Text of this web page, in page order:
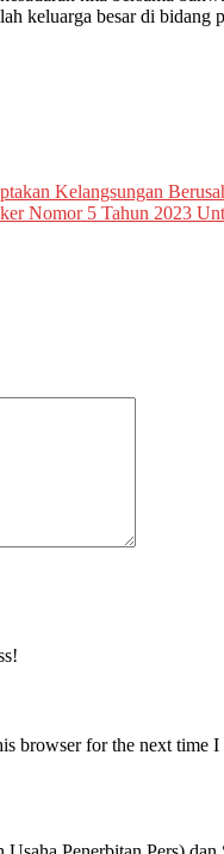
keluarga besar di
Kelangsungan
Nomor 5 Tahun 2023
browser for the next time I